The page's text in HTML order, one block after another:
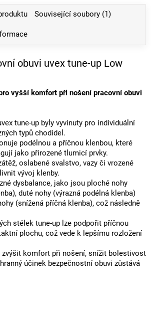
Související soubory (1)
obuvi uvex tune-up Low
vyšší komfort při nošení pracovní obuvi
tune-up byly vyvinuty pro individuální
typů chodidel.
podélnou a příčnou klenbou, které
jako přirozené tlumicí prvky.
oslabené svalstvo, vazy či vrozené
vývoj klenby.
dysbalance, jako jsou ploché nohy
duté nohy (výrazná podélná klenba)
(snížená příčná klenba), což následně
stélek tune-up lze podpořit příčnou
plochu, což vede k lepšímu rozložení
zvýšit komfort při nošení, snížit bolestivost
účinek bezpečnostní obuvi zůstává